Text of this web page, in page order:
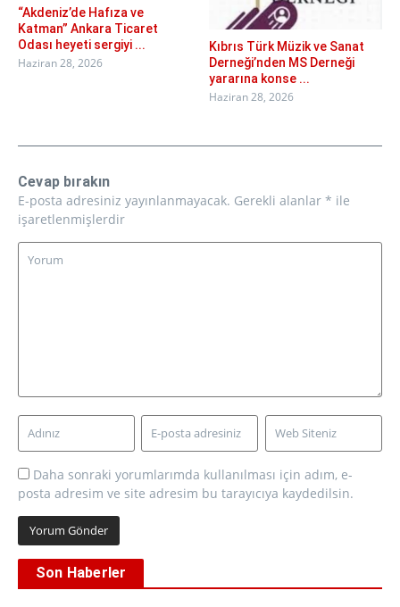
“Akdeniz’de Hafıza ve
Katman” Ankara Ticaret
Odası heyeti sergiyi ...
Haziran 28, 2026
Kıbrıs Türk Müzik ve Sanat
Derneği’nden MS Derneği
yararına konse ...
Haziran 28, 2026
Cevap bırakın
E-posta adresiniz yayınlanmayacak. Gerekli alanlar * ile
işaretlenmişlerdir
Daha sonraki yorumlarımda kullanılması için adım, e-
posta adresim ve site adresim bu tarayıcıya kaydedilsin.
Son Haberler